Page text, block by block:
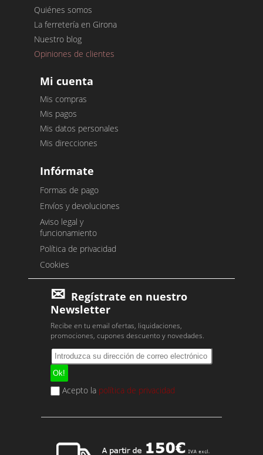
Quiénes somos
La ferretería en Girona
Nuestro blog
Opiniones de clientes
Mi cuenta
Mis compras
Mis pagos
Mis datos personales
Mis direcciones
Infórmate
Formas de pago
Envíos y devoluciones
Aviso legal y
funcionamiento
Política de privacidad
Cookies
Regístrate en nuestro
Newsletter
Recibe en tu email ofertas, liquidaciones,
promociones, cupones descuento y novedades.
Acepto la política de privacidad